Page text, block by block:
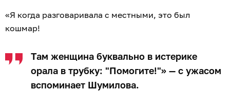
«Я когда разговаривала с местными, это был
кошмар!
Там женщина буквально в истерике
орала в трубку: "Помогите!"» — с ужасом
вспоминает Шумилова.